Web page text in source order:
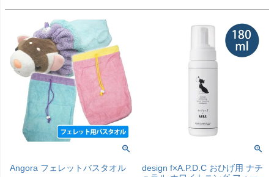
Angora フェレットバスタオル
design f×A.P.D.C おひげ用 ナチ